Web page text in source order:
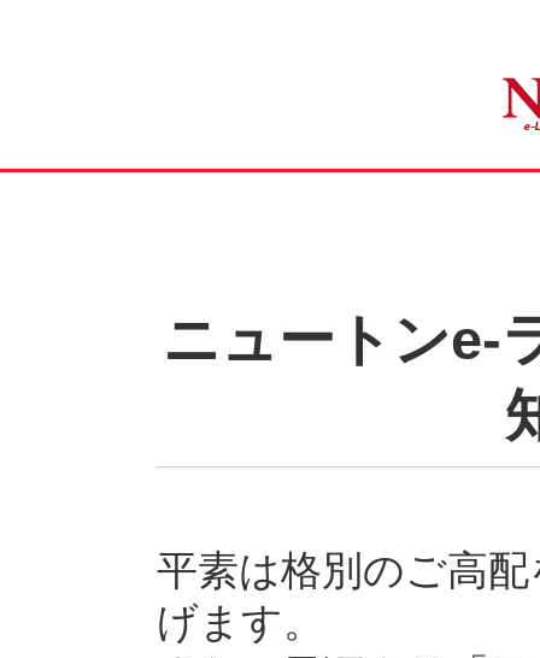
ニュートンe-
平素は格別のご高
げます。